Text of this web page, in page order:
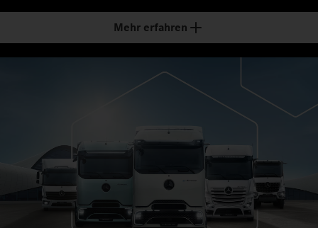
Mehr erfahren